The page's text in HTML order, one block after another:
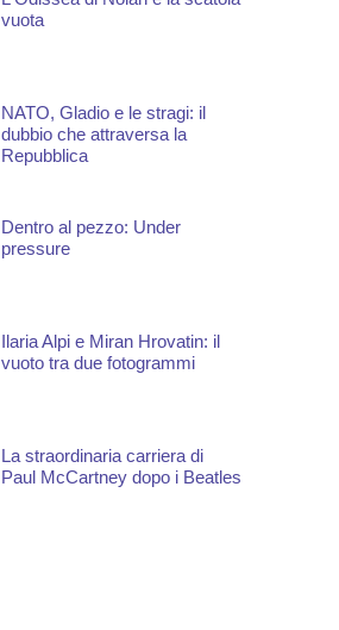
vuota
NATO, Gladio e le stragi: il
dubbio che attraversa la
Repubblica
Dentro al pezzo: Under
pressure
Ilaria Alpi e Miran Hrovatin: il
vuoto tra due fotogrammi
La straordinaria carriera di
Paul McCartney dopo i Beatles